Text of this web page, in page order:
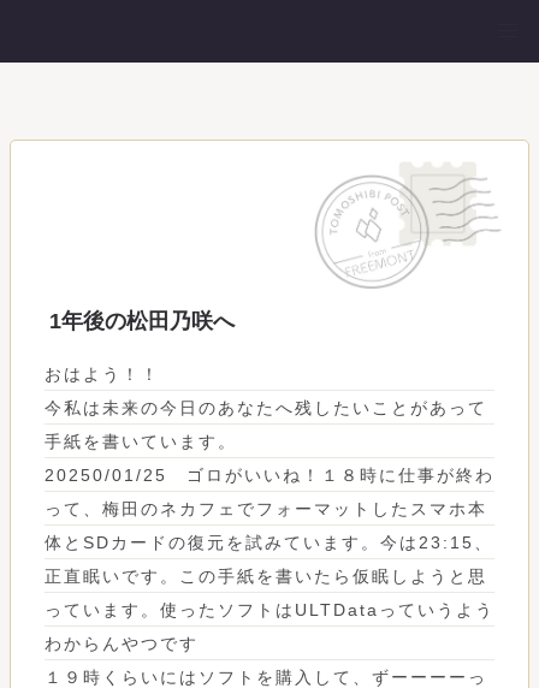
1年後の松田乃咲へ
おはよう！！
今私は未来の今日のあなたへ残したいことがあって
手紙を書いています。
20250/01/25 ゴロがいいね！１８時に仕事が終わ
って、梅田のネカフェでフォーマットしたスマホ本
体とSDカードの復元を試みています。今は23:15、
正直眠いです。この手紙を書いたら仮眠しようと思
っています。使ったソフトはULTDataっていうよう
わからんやつです
１９時くらいにはソフトを購入して、ずーーーーっ